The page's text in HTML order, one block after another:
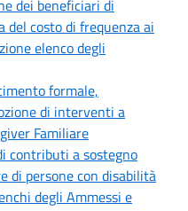
dei beneficiari di
costo di frequenza ai
elenco degli
formale,
di interventi a
Familiare
contributi a sostegno
di persone con disabilità
degli Ammessi e